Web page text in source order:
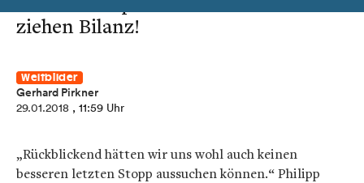
Play Unmute
ziehen Bilanz!
Weltbilder
Gerhard Pirkner
29.01.2018 , 11:59 Uhr
„Rückblickend hätten wir uns wohl auch keinen
besseren letzten Stopp aussuchen können.“ Philipp